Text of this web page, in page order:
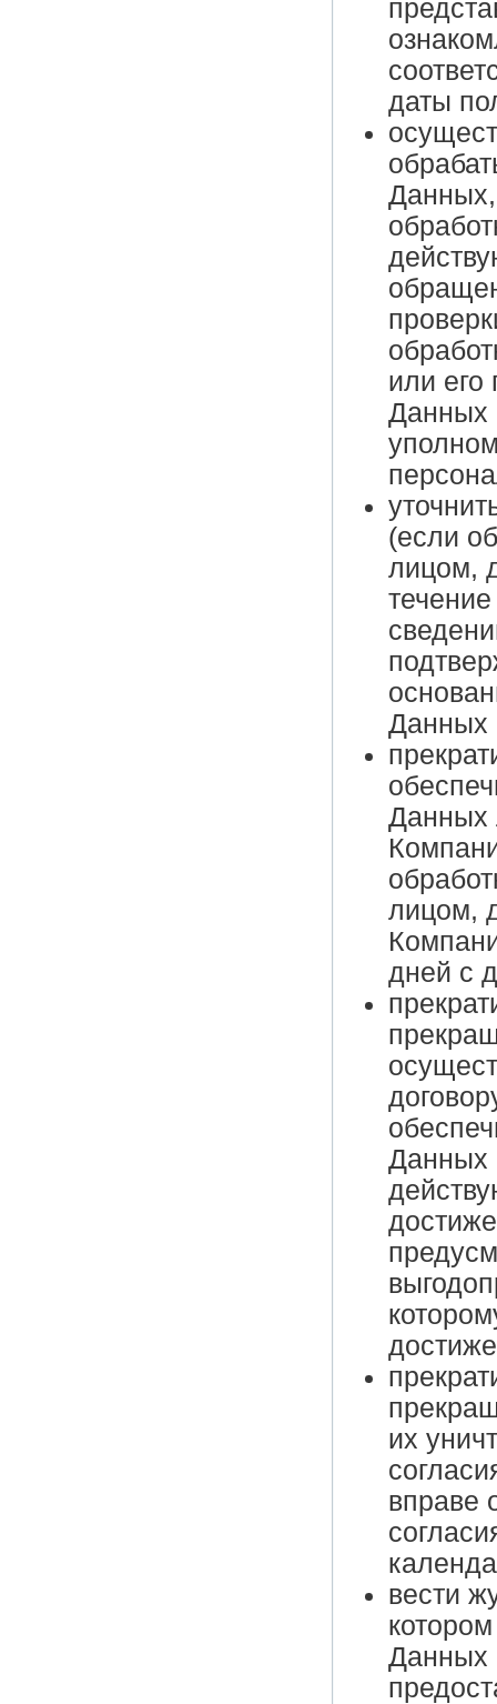
даты
Данных,
или его
Данных
(если
лицом,
Данных
Данных
лицом,
дней с
Данных
их
вправе
вести
Данных